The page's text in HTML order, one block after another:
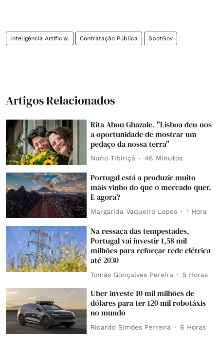
Inteligência Artificial Contratação Pública SpotGov
Artigos Relacionados
Rita Abou Ghazale. "Lisboa deu-nos
a oportunidade de mostrar um
pedaço da nossa terra"
Nuno Tibiriçá 46 Minutos
Portugal está a produzir muito
mais vinho do que o mercado quer.
E agora?
Margarida Vaqueiro Lopes 1 Hora
Na ressaca das tempestades,
Portugal vai investir 1,58 mil
milhões para reforçar rede elétrica
até 2030
Tomás Gonçalves Pereira 5 Horas
Uber investe 10 mil milhões de
dólares para ter 120 mil robotáxis
no mundo
Ricardo Simões Ferreira 6 Horas